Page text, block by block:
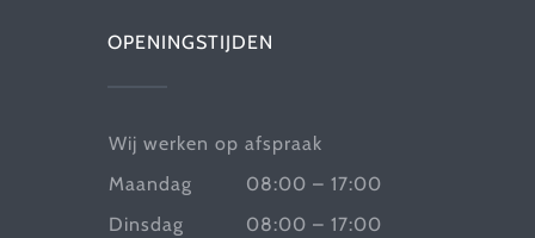
OPENINGSTIJDEN
Wij werken op afspraak
Maandag
08:00 – 17:00
Dinsdag
08:00 – 17:00